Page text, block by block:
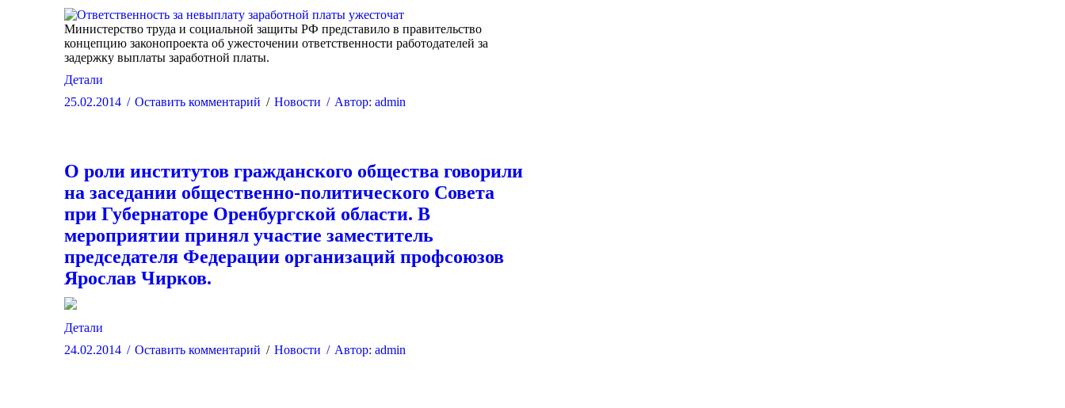
Министерство труда и социальной защиты РФ представило в правительство
концепцию законопроекта об ужесточении ответственности работодателей за
задержку выплаты заработной платы.
Детали
25.02.2014
Оставить комментарий Новости Автор: admin
О роли институтов гражданского общества говорили
на заседании общественно-политического Совета
при Губернаторе Оренбургской области. В
мероприятии принял участие заместитель
председателя Федерации организаций профсоюзов
Ярослав Чирков.
Детали
24.02.2014
Оставить комментарий Новости Автор: admin